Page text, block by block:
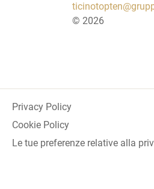
© 2026
Privacy Policy
Cookie Policy
Le tue preferenze relative alla